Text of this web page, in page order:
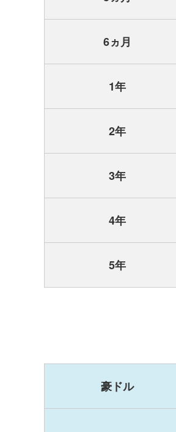
6ヵ月
1年
2年
3年
4年
5年
豪ドル